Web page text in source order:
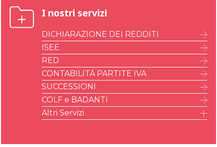
I nostri servizi
DICHIARAZIONE DEI REDDITI
ISEE
RED
CONTABILITÁ PARTITE IVA
SUCCESSIONI
COLF e BADANTI
Altri Servizi